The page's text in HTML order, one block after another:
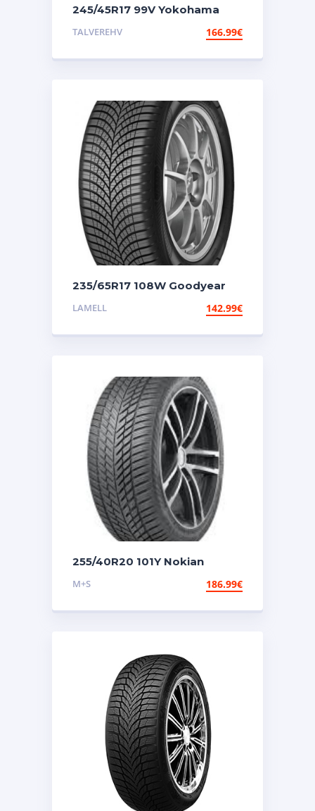
245/45R17 99V Yokohama
TALVEREHV 166.99€
235/65R17 108W Goodyear
LAMELL 142.99€
255/40R20 101Y Nokian
M+S 186.99€